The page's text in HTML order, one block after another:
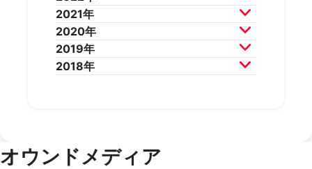
2025年8月 2025年7月
2025年6月
2025年4月
2025年2月
2024年10月2024年9月
2024年8月 2024年7月
2024年6月
2024年4月
2024年2月
2023年12月2023年11月
2023年10月2023年9月
2023年8月 2023年7月
2023年6月
2023年4月
2022年12月2022年11月
2022年10月2022年9月
2022年8月 2022年7月
2022年6月
2021年
2021年12月2021年11月
2021年10月2021年9月
2021年8月 2021年7月
2020年
2020年12月2020年11月
2020年10月2020年9月
2019年
2019年12月2019年11月
2019年2月
2019年1月
2018年
オウンドメディア